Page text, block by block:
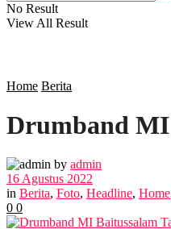
SOSOK
POLITIK
EKBIS
OPINI
No Result
View All Result
Home Berita
Drumband MI
by admin
16 Agustus 2022
in Berita, Foto, Headline, Home
0 0